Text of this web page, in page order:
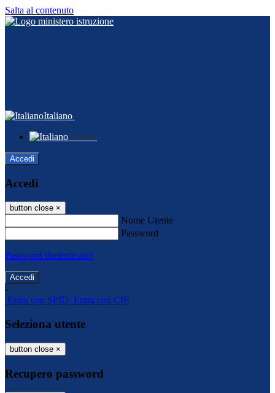
Salta al contenuto
Italiano
Italiano
Accedi
Accedi
button close ×
Nome Utente
Password
Password dimenticata?
-
Entra con SPID Entra con CIE
Seleziona utente
button close ×
Recupero password